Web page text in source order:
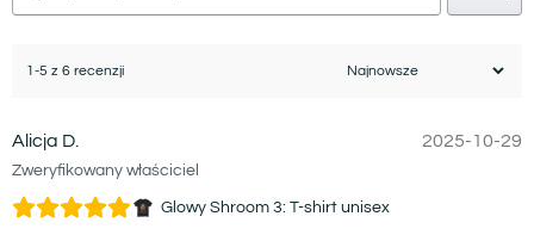
1-5 z 6 recenzji
Alicja D.
Zweryfikowany właściciel
2025-10-29
Glowy Shroom 3: T-shirt unisex